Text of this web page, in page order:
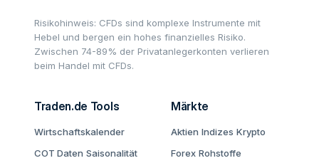
Risikohinweis: CFDs sind komplexe Instrumente mit
Hebel und bergen ein hohes finanzielles Risiko.
Zwischen 74-89% der Privatanlegerkonten verlieren
beim Handel mit CFDs.
Traden.de Tools
Wirtschaftskalender
COT Daten Saisonalität
Märkte
Aktien Indizes Krypto
Forex Rohstoffe